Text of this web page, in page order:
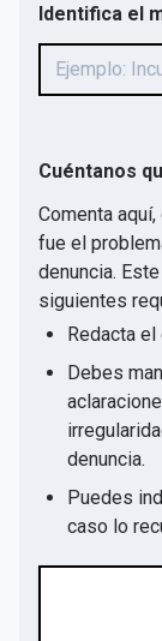
Identifica el
Cuéntanos
Comenta
fue el
denuncia.
siguientes
Redacta
Debes
denuncia.
Puedes
caso lo